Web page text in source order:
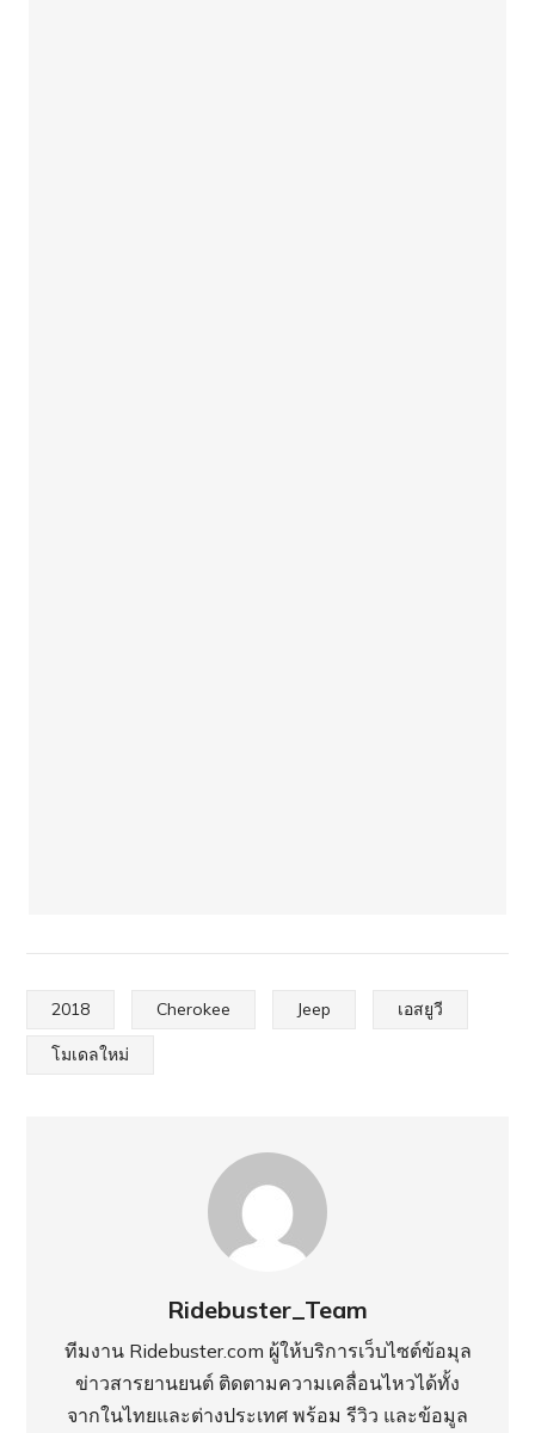
2018 Cherokee Jeep เอสยูวี
โมเดลใหม่
Ridebuster_Team
ทีมงาน Ridebuster.com ผู้ให้บริการเว็บไซต์ข้อมุล
ข่าวสารยานยนต์ ติดตามความเคลื่อนไหวได้ทั้ง
จากในไทยและต่างประเทศ พร้อม รีวิว และข้อมูล